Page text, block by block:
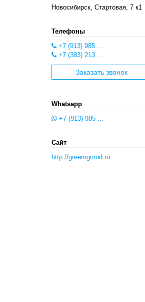
Новосибирск, Стартовая, 7 к1
Телефоны
+7 (913) 985 ...
+7 (383) 213 ...
Заказать звонок
Whatsapp
+7 (913) 985 ...
Сайт
http://greemgorod.ru